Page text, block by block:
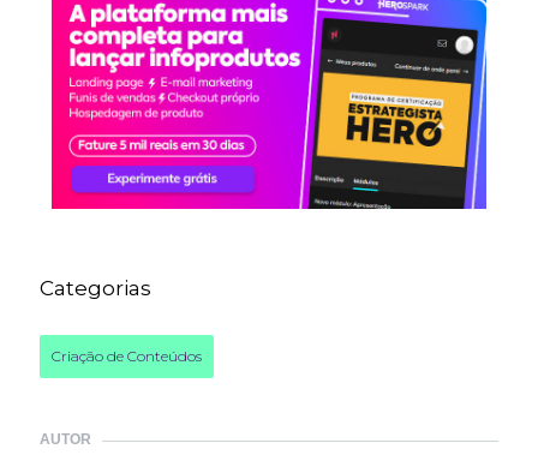
Categorias
Criação de Conteúdos
AUTOR